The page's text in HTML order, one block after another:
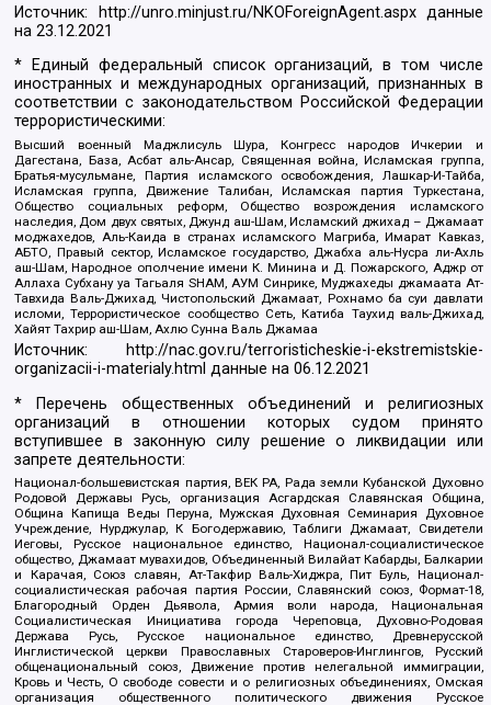
Источник: http://unro.minjust.ru/NKOForeignAgent.aspxданные
на23.12.2021
* Единый федеральный список организаций, в том числе
иностранных и международных организаций, признанных в
соответствии с законодательством Российской Федерации
террористическими:
Высший военный Маджлисуль Шура, Конгресс народов Ичкерии и
Дагестана, База, Асбат аль-Ансар, Священная война, Исламская группа,
Братья-мусульмане, Партия исламского освобождения, Лашкар-И-Тайба,
Исламская группа, Движение Талибан, Исламская партия Туркестана,
Общество социальных реформ, Общество возрождения исламского
наследия, Дом двух святых, Джунд аш-Шам, Исламский джихад – Джамаат
моджахедов, Аль-Каида в странах исламского Магриба, Имарат Кавказ,
АБТО, Правый сектор, Исламское государство, Джабха аль-Нусра ли-Ахль
аш-Шам, Народное ополчение имени К. Минина и Д. Пожарского, Аджр от
Аллаха Субхану уа Тагьаля SHAM, АУМ Синрике, Муджахеды джамаата Ат-
Тавхида Валь-Джихад, Чистопольский Джамаат, Рохнамо ба суи давлати
исломи, Террористическое сообщество Сеть, Катиба Таухид валь-Джихад,
Хайят Тахрир аш-Шам, Ахлю Сунна Валь Джамаа
Источник:
http://nac.gov.ru/terroristicheskie-i-ekstremistskie-
organizacii-i-materialy.html данные на06.12.2021
* Перечень общественных объединений и религиозных
организаций в отношении которых судом принято
вступившее в законную силу решение о ликвидации или
запрете деятельности:
Национал-большевистская партия, ВЕК РА, Рада земли Кубанской Духовно
Родовой Державы Русь, организация Асгардская Славянская Община,
Община Капища Веды Перуна, Мужская Духовная Семинария Духовное
Учреждение, Нурджулар, К Богодержавию, Таблиги Джамаат, Свидетели
Иеговы, Русское национальное единство, Национал-социалистическое
общество, Джамаат мувахидов, Объединенный Вилайат Кабарды, Балкарии
и Карачая, Союз славян, Ат-Такфир Валь-Хиджра, Пит Буль, Национал-
социалистическая рабочая партия России, Славянский союз, Формат-18,
Благородный Орден Дьявола, Армия воли народа, Национальная
Социалистическая Инициатива города Череповца, Духовно-Родовая
Держава Русь, Русское национальное единство, Древнерусской
Инглистической церкви Православных Староверов-Инглингов, Русский
общенациональный союз, Движение против нелегальной иммиграции,
Кровь и Честь, О свободе совести и о религиозных объединениях, Омская
организация общественного политического движения Русское